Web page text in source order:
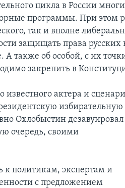
цикла в России
программы. При этом
так и вполне
защищать права русских
А также об особой, с их
закрепить в
актера и
избирательную
Охлобыстин дезавуировал
очередь, своими
к политикам, экспертам и
с предложением